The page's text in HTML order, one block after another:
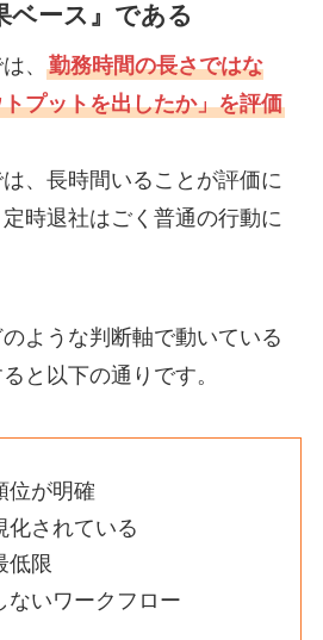
ベース』である
、 勤務時間の長さではな
プットを出したか」を評価
、長時間いることが評価に
時退社はごく普通の行動に
ような判断軸で動いている
と以下の通りです。
位が明確
化されている
低限
ないワークフロー